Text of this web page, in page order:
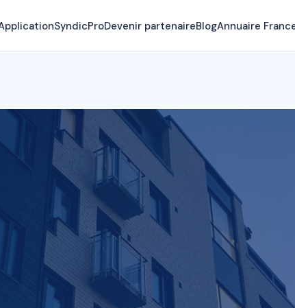
SyndicProDevenir partenaireBlogAnnuaire